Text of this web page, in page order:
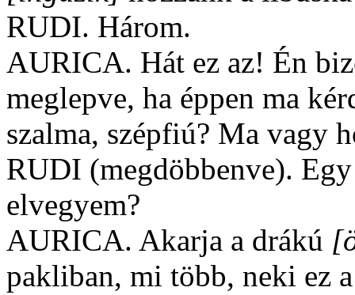
RUDI. Három.
AURICA. Hát ez az! Én
meglepve, ha éppen ma
szalma, szépfiú? Ma vagy
RUDI (megdöbbenve).
elvegyem?
AURICA. Akarja a drákú
pakliban, mi több, neki ez